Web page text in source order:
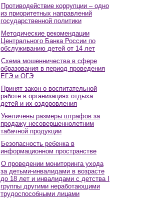
Противодействие коррупции – одно
из приоритетных направлений
государственной политики
Методические рекомендации
Центрального Банка России по
обслуживанию детей от 14 лет
Схема мошенничества в сфере
образования в период проведения
ЕГЭ и ОГЭ
Принят закон о воспитательной
работе в организациях отдыха
детей и их оздоровления
Увеличены размеры штрафов за
продажу несовершеннолетним
табачной продукции
Безопасность ребенка в
информационном пространстве
О проведении мониторинга ухода
за детьми-инвалидами в возрасте
до 18 лет и инвалидами с детства I
группы другими неработающими
трудоспособными лицами